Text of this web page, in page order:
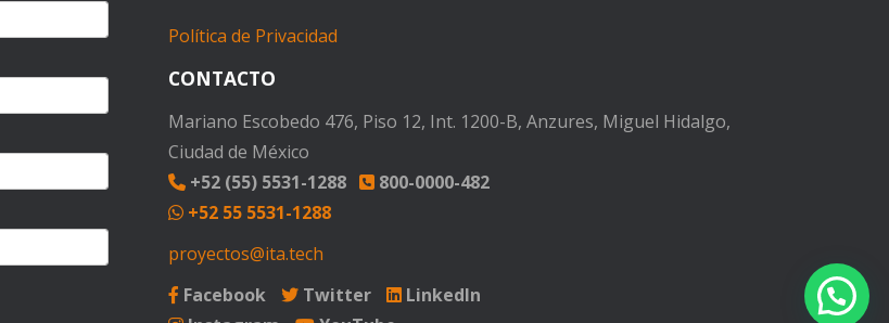
Política de Privacidad
CONTACTO
Mariano Escobedo 476, Piso 12, Int. 1200-B, Anzures, Miguel Hidalgo,
Ciudad de México
+52 (55) 5531-1288
800-0000-482
+52 55 5531-1288
proyectos@ita.tech
Facebook
Twitter
LinkedIn